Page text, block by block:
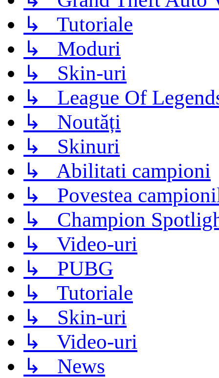
↳ Tutoriale
↳ Moduri
↳ Skin-uri
↳ League Of
↳ Noutăți
↳ Skinuri
↳ Abilitati campioni
↳ Povestea
↳ Champion
↳ Video-uri
↳ PUBG
↳ Tutoriale
↳ Skin-uri
↳ Video-uri
↳ News